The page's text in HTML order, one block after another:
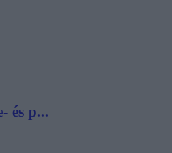
és p...